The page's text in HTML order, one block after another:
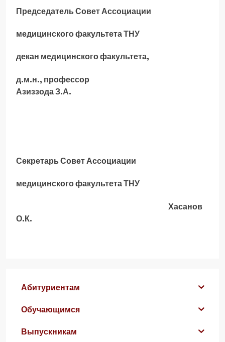
Председатель Совет Ассоциации
медицинского факультета ТНУ
декан медицинского факультета,
д.м.н., профессор
Азиззода З.А.
Секретарь Совет Ассоциации
медицинского факультета ТНУ
Хасанов
О.К.
Абитуриентам
Обучающимся
Выпускникам